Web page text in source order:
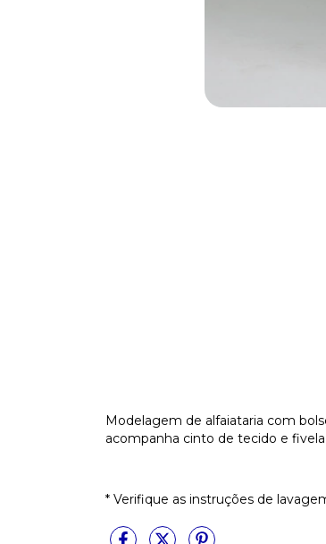
Modelagem de alfaiataria com
acompanha cinto de tecido e
* Verifique as instruções de